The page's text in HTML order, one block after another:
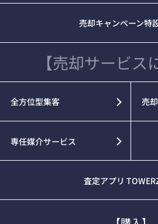
売却キャンペーン特
【売却サービス
全方位型集客 売
専任媒介サービス
査定アプリ